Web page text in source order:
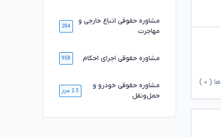
( ۰
مشاوره حقوقی اتباع خارجی و
مهاجرت
284
مشاوره حقوقی اجرای احکام 958
مشاوره حقوقی خودرو و
حمل‌ونقل
2.5 هزار